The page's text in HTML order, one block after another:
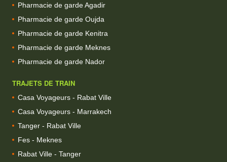
Pharmacie de garde Agadir
Pharmacie de garde Oujda
Pharmacie de garde Kenitra
Pharmacie de garde Meknes
Pharmacie de garde Nador
TRAJETS DE TRAIN
Casa Voyageurs - Rabat Ville
Casa Voyageurs - Marrakech
Tanger - Rabat Ville
Fes - Meknes
Rabat Ville - Tanger